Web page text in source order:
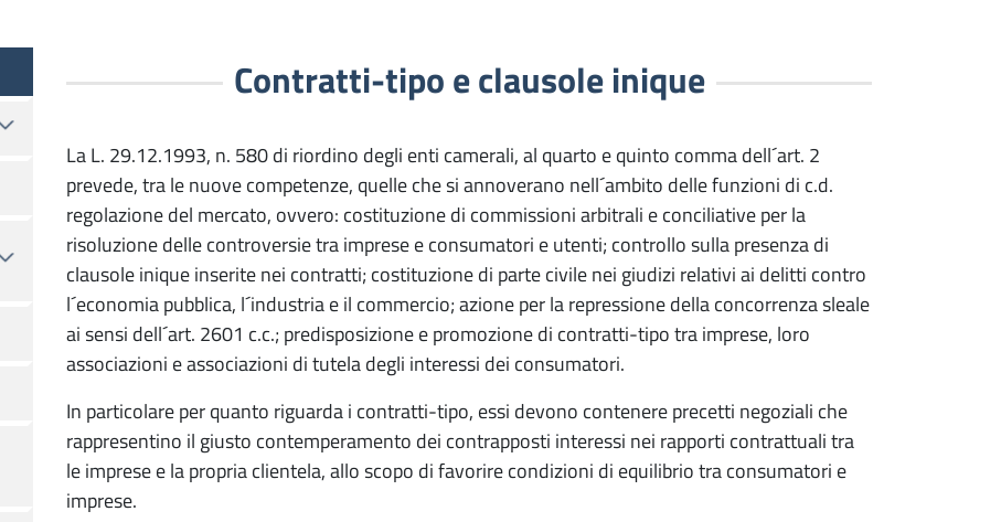
Contratti-tipo e clausole inique
La L. 29.12.1993, n. 580 di riordino degli enti camerali, al quarto e quinto comma dell´art. 2
prevede, tra le nuove competenze, quelle che si annoverano nell´ambito delle funzioni di c.d.
regolazione del mercato, ovvero: costituzione di commissioni arbitrali e conciliative per la
risoluzione delle controversie tra imprese e consumatori e utenti; controllo sulla presenza di
clausole inique inserite nei contratti; costituzione di parte civile nei giudizi relativi ai delitti contro
l´economia pubblica, l´industria e il commercio; azione per la repressione della concorrenza sleale
ai sensi dell´art. 2601 c.c.; predisposizione e promozione di contratti-tipo tra imprese, loro
associazioni e associazioni di tutela degli interessi dei consumatori.
In particolare per quanto riguarda i contratti-tipo, essi devono contenere precetti negoziali che
rappresentino il giusto contemperamento dei contrapposti interessi nei rapporti contrattuali tra
le imprese e la propria clientela, allo scopo di favorire condizioni di equilibrio tra consumatori e
imprese.